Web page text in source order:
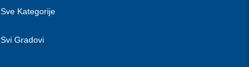
Sve Kategorije
Svi Gradovi